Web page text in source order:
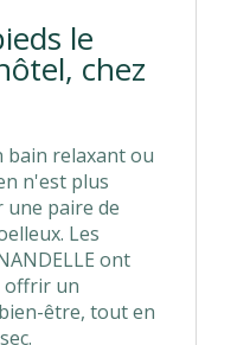
le
chez
bain relaxant ou
n'est plus
une paire de
Les
ont
offrir un
être, tout en